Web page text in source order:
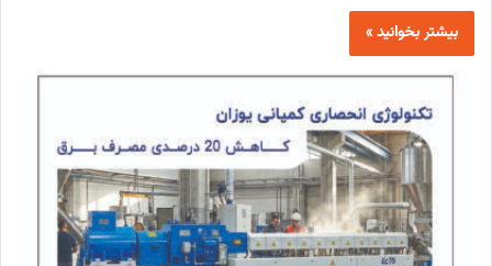
بیشتر بخوانید »